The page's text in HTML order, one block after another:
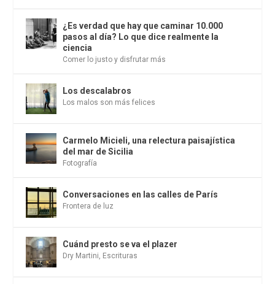
¿Es verdad que hay que caminar 10.000
pasos al día? Lo que dice realmente la
ciencia
Comer lo justo y disfrutar más
Los descalabros
Los malos son más felices
Carmelo Micieli, una relectura paisajística
del mar de Sicilia
Fotografía
Conversaciones en las calles de París
Frontera de luz
Cuánd presto se va el plazer
Dry Martini, Escrituras